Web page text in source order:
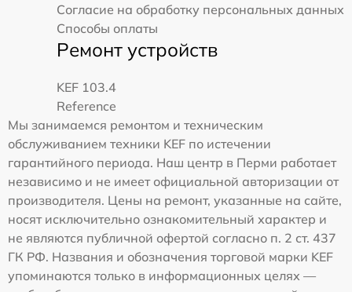
Согласие на обработку персональных данных
Способы оплаты
Ремонт устройств
KEF 103.4
Reference
Мы занимаемся ремонтом и техническим
обслуживанием техники KEF по истечении
гарантийного периода. Наш центр в Перми работает
независимо и не имеет официальной авторизации от
производителя. Цены на ремонт, указанные на сайте,
носят исключительно ознакомительный характер и
не являются публичной офертой согласно п. 2 ст. 437
ГК РФ. Названия и обозначения торговой марки KEF
упоминаются только в информационных целях —